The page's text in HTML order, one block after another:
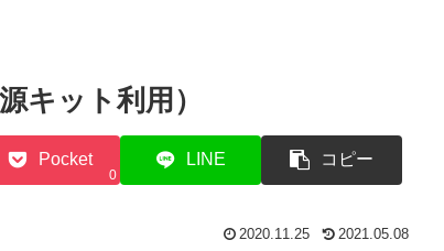
キット利用）
Pocket
0
LINE コピー
2020.11.25 2021.05.08